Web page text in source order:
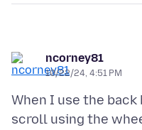
ncorney81
10/22/24, 4:51 PM
When I use the
scroll using the